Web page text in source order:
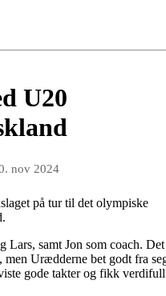
U20
nov 2024
på tur til det olympiske
Lars, samt Jon som coach. Det
men Urædderne bet godt fra
gode takter og fikk verdifull